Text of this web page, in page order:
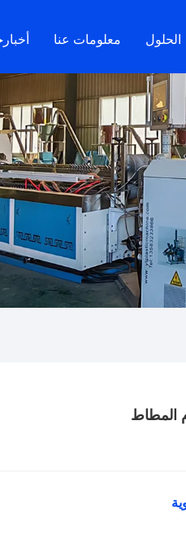
الحلول معلومات عنا أخبار
المطاط